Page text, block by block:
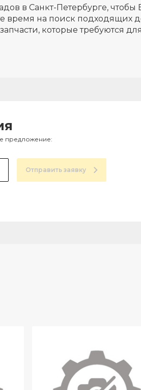
в Санкт-Петербурге, чтобы
время на поиск подходящих
которые требуются
предложение:
Отправить заявку